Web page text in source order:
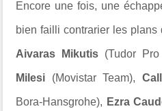
Encore une fois, une
bien failli contrarier les plans
Aivaras Mikutis (Tudor
Milesi (Movistar Team),
Bora-Hansgrohe), Ezra